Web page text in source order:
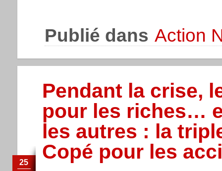
Publié dans Action
Pendant la crise,
pour les riches…
les autres : la
Copé pour les
25